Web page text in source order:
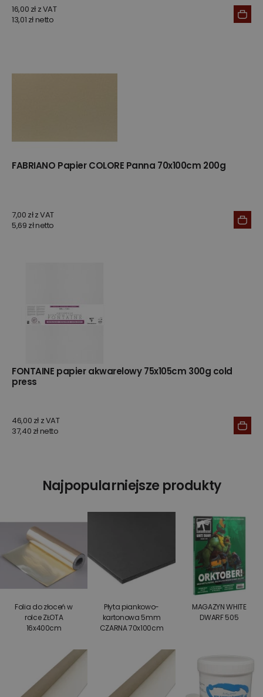
16,00 zł z VAT
13,01 zł netto
FABRIANO Papier COLORE Panna 70x100cm 200g
7,00 zł z VAT
5,69 zł netto
FONTAINE papier akwarelowy 75x105cm 300g cold
press
46,00 zł z VAT
37,40 zł netto
Najpopularniejsze produkty
Folia do złoceń w
rolce ZŁOTA
16x400cm
Płyta piankowo-
kartonowa 5mm
CZARNA 70x100cm
MAGAZYN WHITE
DWARF 505